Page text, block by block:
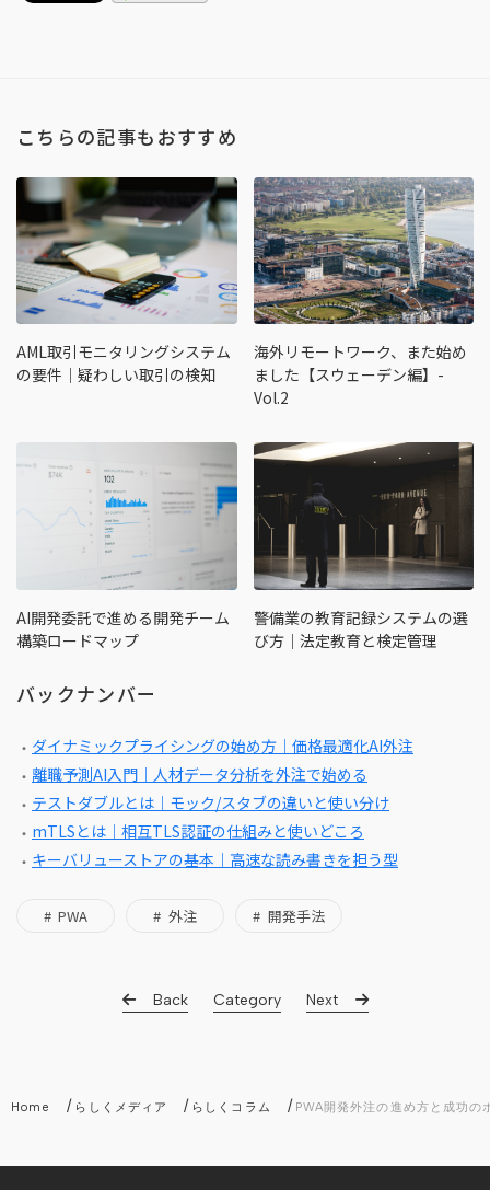
こちらの記事もおすすめ
AML取引モニタリングシステム
の要件｜疑わしい取引の検知
海外リモートワーク、また始め
ました【スウェーデン編】-
Vol.2
AI開発委託で進める開発チーム
構築ロードマップ
警備業の教育記録システムの選
び方｜法定教育と検定管理
バックナンバー
ダイナミックプライシングの始め方｜価格最適化AI外注
離職予測AI入門｜人材データ分析を外注で始める
テストダブルとは｜モック/スタブの違いと使い分け
mTLSとは｜相互TLS認証の仕組みと使いどころ
キーバリューストアの基本｜高速な読み書きを担う型
PWA 外注 開発手法
Back Category Next
Home / らしくメディア / らしくコラム / PWA開発外注の進め方と成功の